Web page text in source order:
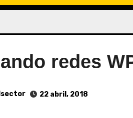
redes
22 abril, 2018